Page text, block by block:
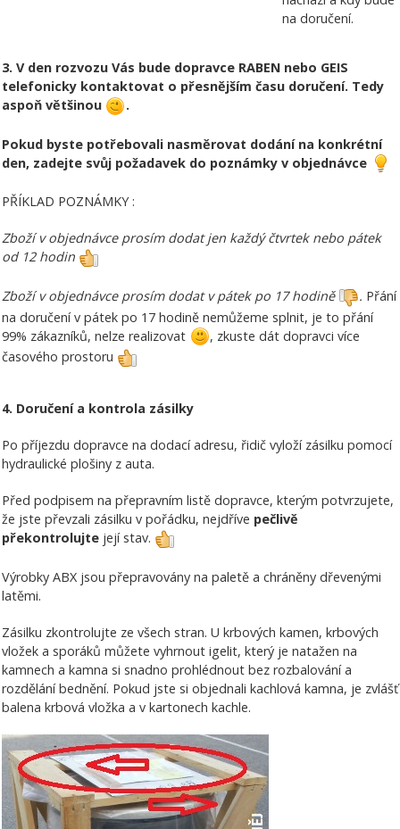
na doručení.
3. V den rozvozu Vás bude dopravce RABEN nebo GEIS
telefonicky kontaktovat o přesnějším času doručení. Tedy
aspoň většinou
.
Pokud byste potřebovali nasměrovat dodání na konkrétní
den, zadejte svůj požadavek do poznámky v objednávce
PŘÍKLAD POZNÁMKY :
Zboží v objednávce prosím dodat jen každý čtvrtek nebo pátek
od 12 hodin
Zboží v objednávce prosím dodat v pátek po 17 hodině . Přání
na doručení v pátek po 17 hodině nemůžeme splnit, je to přání
99% zákazníků, nelze realizovat
, zkuste dát dopravci více
časového prostoru
4. Doručení a kontrola zásilky
Po příjezdu dopravce na dodací adresu, řidič vyloží zásilku pomocí
hydraulické plošiny z auta.
Před podpisem na přepravním listě dopravce, kterým potvrzujete,
že jste převzali zásilku v pořádku, nejdříve pečlivě
překontrolujte její stav.
Výrobky ABX jsou přepravovány na paletě a chráněny dřevenými
latěmi.
Zásilku zkontrolujte ze všech stran. U krbových kamen, krbových
vložek a sporáků můžete vyhrnout igelit, který je natažen na
kamnech a kamna si snadno prohlédnout bez rozbalování a
rozdělání bednění. Pokud jste si objednali kachlová kamna, je zvlášť
balena krbová vložka a v kartonech kachle.